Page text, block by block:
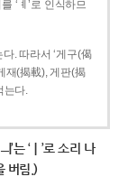
‘ㅖ’로 인식하므
다. 따라서 ‘게구(偈
재(揭載), 게판(揭
는다.
’는 ‘ㅣ’로 소리 나
버림.)